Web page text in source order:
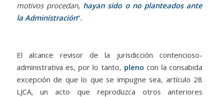
motivos procedan, hayan sido o no planteados ante
la Administración”.
El alcance revisor de la jurisdicción contencioso-
administrativa es, por lo tanto, plenocon la consabida
excepción de que lo que se impugne sea, artículo 28
LJCA, un acto que reproduzca otros anteriores